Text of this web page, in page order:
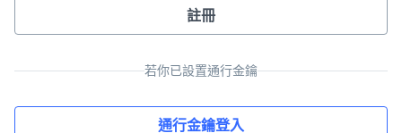
註冊
若你已設置通行金鑰
通行金鑰登入